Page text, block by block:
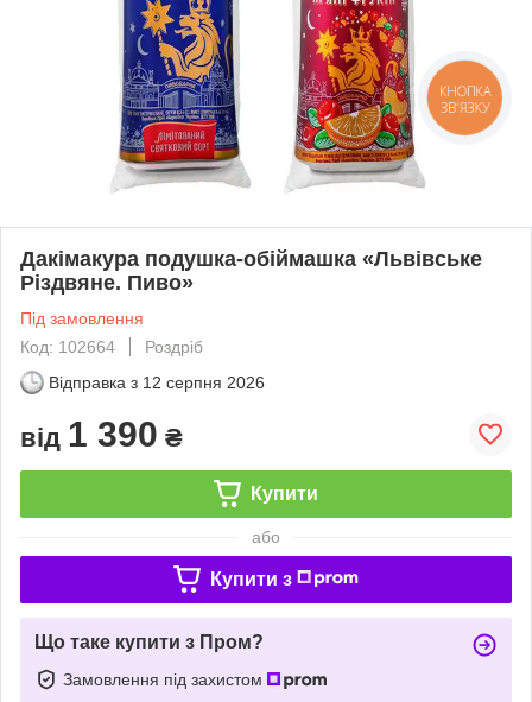
Дакімакура подушка-обіймашка «Львівське
Різдвяне. Пиво»
Під замовлення
Код: 102664
Роздріб
Відправка з 12 серпня 2026
від 1 390 ₴
Купити
або
Купити з
Що таке купити з Пром?
Замовлення під захистом
КНОПКА
ЗВ'ЯЗКУ